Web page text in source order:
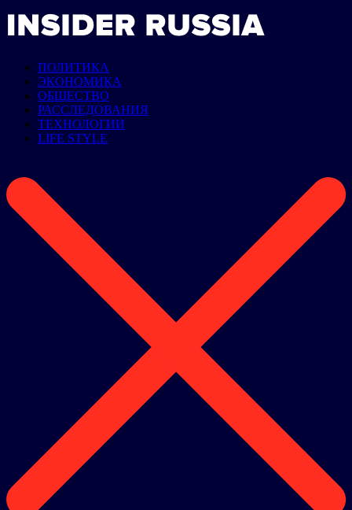
ПОЛИТИКА
ЭКОНОМИКА
ОБЩЕСТВО
РАССЛЕДОВАНИЯ
ТЕХНОЛОГИИ
LIFE STYLE